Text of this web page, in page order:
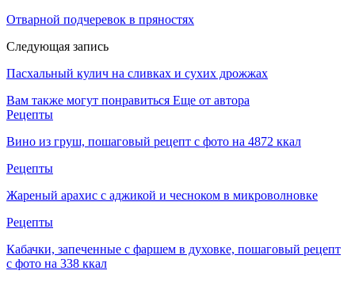
Отварной подчеревок в пряностях
Следующая запись
Пасхальный кулич на сливках и сухих дрожжах
Вам также могут понравиться Еще от автора
Рецепты
Вино из груш, пошаговый рецепт с фото на 4872 ккал
Рецепты
Жареный арахис с аджикой и чесноком в микроволновке
Рецепты
Кабачки, запеченные с фаршем в духовке, пошаговый рецепт
с фото на 338 ккал